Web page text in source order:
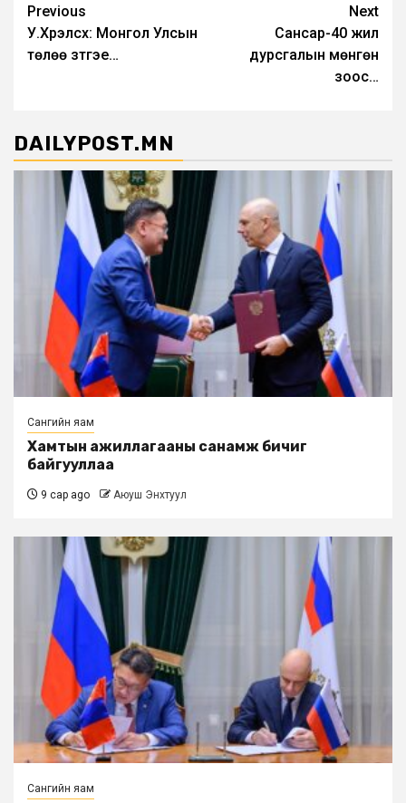
Post
navigation
Previous
У.Хүрэлсүх: Монгол Улсын
төлөө зүтгэе…
Next
Сансар-40 жил
дурсгалын мөнгөн
зоос…
DAILYPOST.MN
Сангийн яам
Хамтын ажиллагааны санамж бичиг
байгууллаа
9 сар ago Аюуш Энхтуул
Сангийн яам